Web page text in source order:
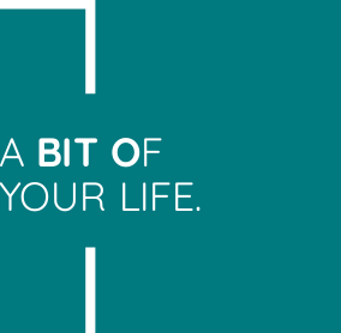
A BIT OF
YOUR LIFE.